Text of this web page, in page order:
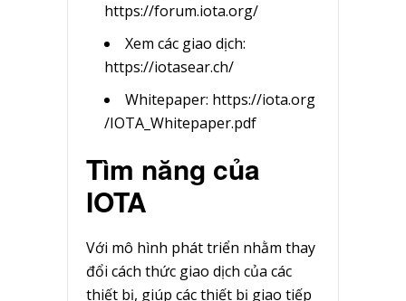
https://forum.iota.org/
Xem các giao dịch:
https://iotasear.ch/
Whitepaper: https://iota.org
/IOTA_Whitepaper.pdf
Tìm năng của
IOTA
Với mô hình phát triển nhằm thay
đổi cách thức giao dịch của các
thiết bị, giúp các thiết bị giao tiếp